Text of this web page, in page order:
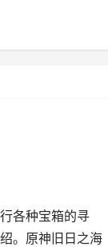
各种宝箱的寻
。原神旧日之海